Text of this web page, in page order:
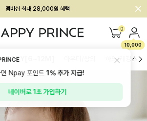
원전용 아울렛, 가입하면 ~60% 할인!
멤버십 최대 28,000원 혜택 0
10,000
BABY[6~12M] 하의/레깅스
면 Npay 포인트1%추가 지급!
네이버로 1초 가입하기